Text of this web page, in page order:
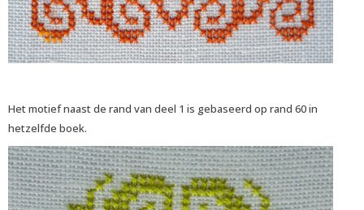
Het motief naast de rand van deel 1 is gebaseerd op rand 60 in
hetzelfde boek.